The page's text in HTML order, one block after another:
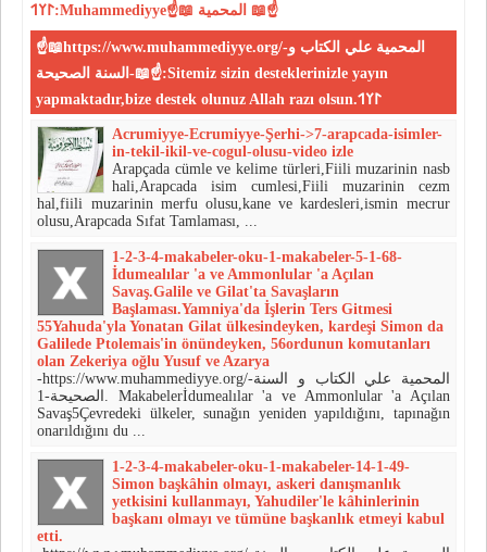
𐰃𐰠𐰯:Muhammediyye☝📖 المحمية 📖☝
☝📖https://www.muhammediyye.org/-المحمية علي الكتاب و
السنة الصحيحة-📖☝:Sitemiz sizin desteklerinizle yayın
yapmaktadır,bize destek olunuz Allah razı olsun.𐰃𐰠𐰯
Acrumiyye-Ecrumiyye-Şerhi->7-arapcada-isimler-
in-tekil-ikil-ve-cogul-olusu-video izle
Arapçada cümle ve kelime türleri,Fiili muzarinin nasb
hali,Arapcada isim cumlesi,Fiili muzarinin cezm
hal,fiili muzarinin merfu olusu,kane ve kardesleri,ismin mecrur
olusu,Arapcada Sıfat Tamlaması, ...
1-2-3-4-makabeler-oku-1-makabeler-5-1-68-
İdumealılar 'a ve Ammonlular 'a Açılan
Savaş.Galile ve Gilat'ta Savaşların
Başlaması.Yamniya'da İşlerin Ters Gitmesi
55Yahuda'yla Yonatan Gilat ülkesindeyken, kardeşi Simon da
Galilede Ptolemais'in önündeyken, 56ordu­nun komutanları
olan Zekeriya oğlu Yusuf ve Azarya
-https://www.muhammediyye.org/-المحمية علي الكتاب و السنة
الصحيحة-1. Makabelerİdumealılar 'a ve Ammonlular 'a Açılan
Savaş5Çevredeki ülkeler, sunağın yeni­den yapıldığını, tapınağın
onarıl­dığını du ...
1-2-3-4-makabeler-oku-1-makabeler-14-1-49-
Simon başkâhin olmayı, as­keri danışmanlık
yetkisini kullanmayı, Yahudiler'le kâhinlerinin
başkanı olmayı ve tümüne başkanlık etmeyi kabul
etti.